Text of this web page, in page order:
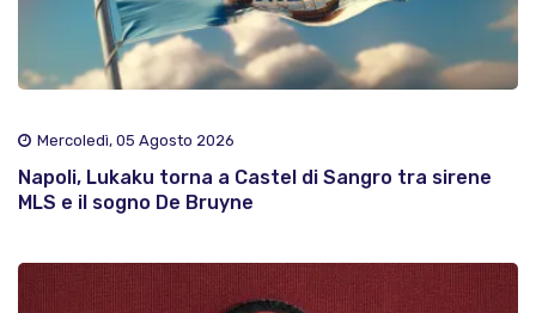
Mercoledì, 05 Agosto 2026
Napoli, Lukaku torna a Castel di Sangro tra sirene
MLS e il sogno De Bruyne